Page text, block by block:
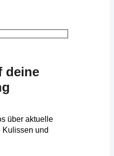
deine
über aktuelle
Kulissen und